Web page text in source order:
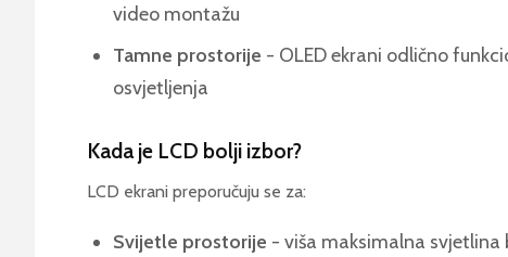
video montažu
Tamne prostorije - OLED ekrani odlično
osvjetljenja
Kada je LCD bolji izbor?
LCD ekrani preporučuju se za:
Svijetle prostorije - viša maksimalna svjetlina